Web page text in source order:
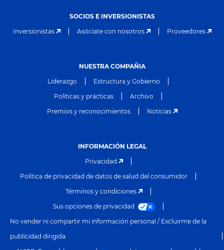
SOCIOS E INVERSIONISTAS
Inversionistas
Asóciate con nosotros Proveedores
NUESTRA COMPAÑIA
Liderazgo
Estructura y Gobierno
Políticas y prácticas
Archivo
Premios y reconocimientos
Noticias
INFORMACIÓN LEGAL
Privacidad
Política de privacidad de datos de salud del consumidor
Términos y condiciones
Sus opciones de privacidad
No vender ni compartir mi información personal / Excluirme de la
publicidad dirigida